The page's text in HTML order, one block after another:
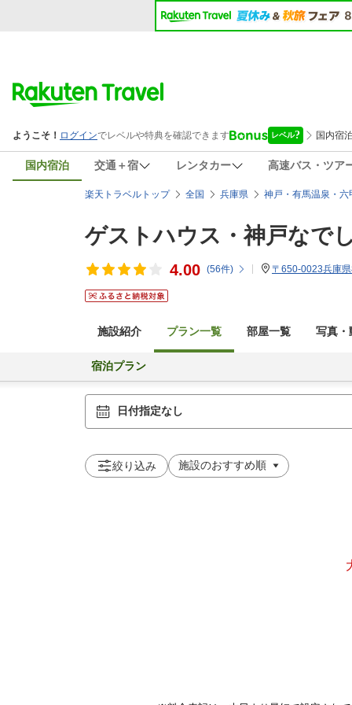
国内宿泊 交通＋宿 レンタカー 高速バス・ツア
楽天トラベルトップ 全国 兵庫県 神戸・有馬温泉・六
ゲストハウス・神戸なで
4.00 (56件) 〒650-0023兵庫
施設紹介 プラン一覧 部屋一覧 写真・
宿泊プラン
日付指定なし
絞り込み